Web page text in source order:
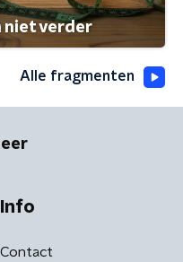
niet verder
Alle fragmenten
Info
Contact